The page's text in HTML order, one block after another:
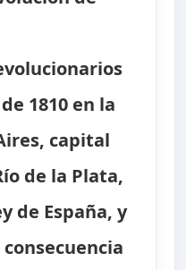
1810 en la
capital
de la Plata,
de España, y